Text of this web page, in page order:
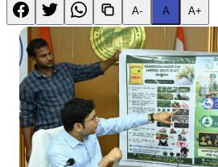
A- A A+